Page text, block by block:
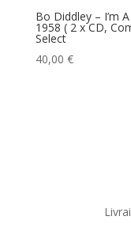
Bo Diddley – I’m
1958 ( 2 x CD,
Select
40,00 €